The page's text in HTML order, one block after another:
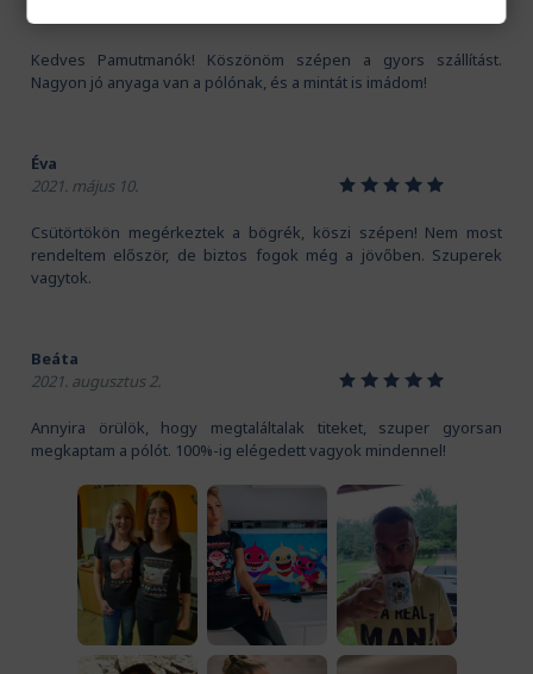
Kedves Pamutmanók! Köszönöm szépen a gyors szállítást.
Nagyon jó anyaga van a pólónak, és a mintát is imádom!
Éva
2021. május 10.
12345
Csütörtökön megérkeztek a bögrék, köszi szépen! Nem most
rendeltem először, de biztos fogok még a jövőben. Szuperek
vagytok.
Beáta
2021. augusztus 2.
12345
Annyira örülök, hogy megtaláltalak titeket, szuper gyorsan
megkaptam a pólót. 100%-ig elégedett vagyok mindennel!